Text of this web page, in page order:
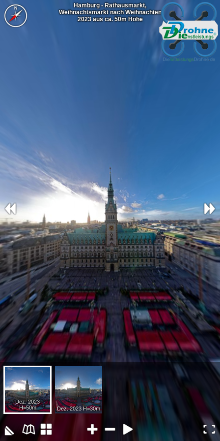
Dez. 2023
H=50m
Dez. 2023 H=30m
Hamburg - Rathausmarkt,
Weihnachtsmarkt nach Weihnachten
2023 aus ca. 50m Höhe